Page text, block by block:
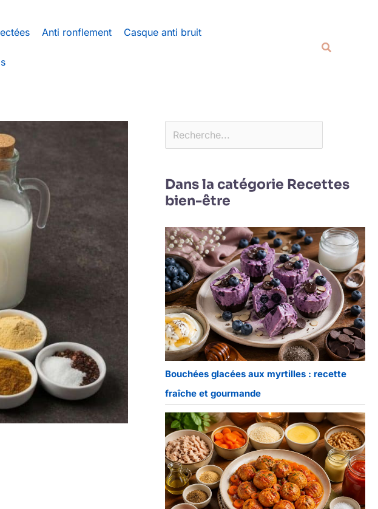
Anti ronflement Casque anti bruit
Dans la catégorie Recettes
bien-être
Bouchées glacées aux myrtilles : recette
fraîche et gourmande